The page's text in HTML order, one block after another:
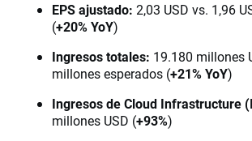
EPS ajustado: 2,03 USD vs. 1,96
(+20% YoY)
Ingresos totales: 19.180 millones
millones esperados (+21% YoY)
Ingresos de Cloud Infrastructure
millones USD (+93%)